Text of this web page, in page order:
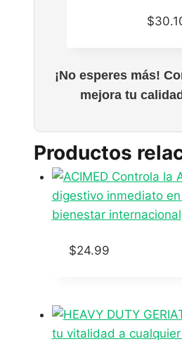
$
¡No esperes más!
mejora tu
Productos
$24.99